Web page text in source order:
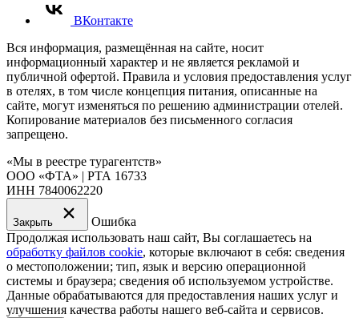
ВКонтакте
Вся информация, размещённая на сайте, носит
информационный характер и не является рекламой и
публичной офертой. Правила и условия предоставления услуг
в отелях, в том числе концепция питания, описанные на
сайте, могут изменяться по решению администрации отелей.
Копирование материалов без письменного согласия
запрещено.
«Мы в реестре турагентств»
ООО «ФТА» | РТА 16733
ИНН 7840062220
Закрыть
Ошибка
Продолжая использовать наш сайт, Вы соглашаетесь на
обработку файлов cookie, которые включают в себя: сведения
о местоположении; тип, язык и версию операционной
системы и браузера; сведения об используемом устройстве.
Данные обрабатываются для предоставления наших услуг и
улучшения качества работы нашего веб-сайта и сервисов.